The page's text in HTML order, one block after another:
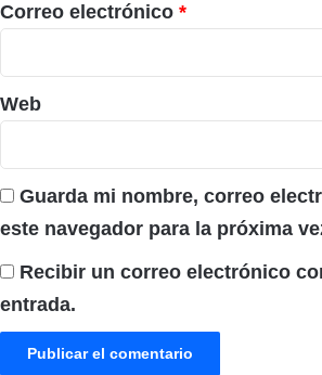
*
Correo electrónico *
Web
Guarda mi nombre, correo
este navegador para la próxima
Recibir un correo electrónico
entrada.